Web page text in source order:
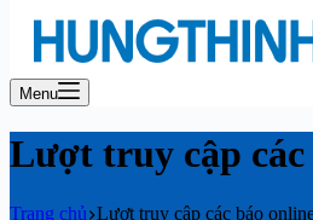
Menu
Lượt truy cập các
Trang chủ Lượt truy cập các báo